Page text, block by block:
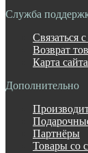
Служба
Связаться
Возврат
Карта сайта
Дополнительно
Партнёры
Товары со